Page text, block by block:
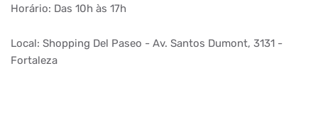
Horário: Das 10h às 17h
Local: Shopping Del Paseo - Av. Santos Dumont, 3131 -
Fortaleza